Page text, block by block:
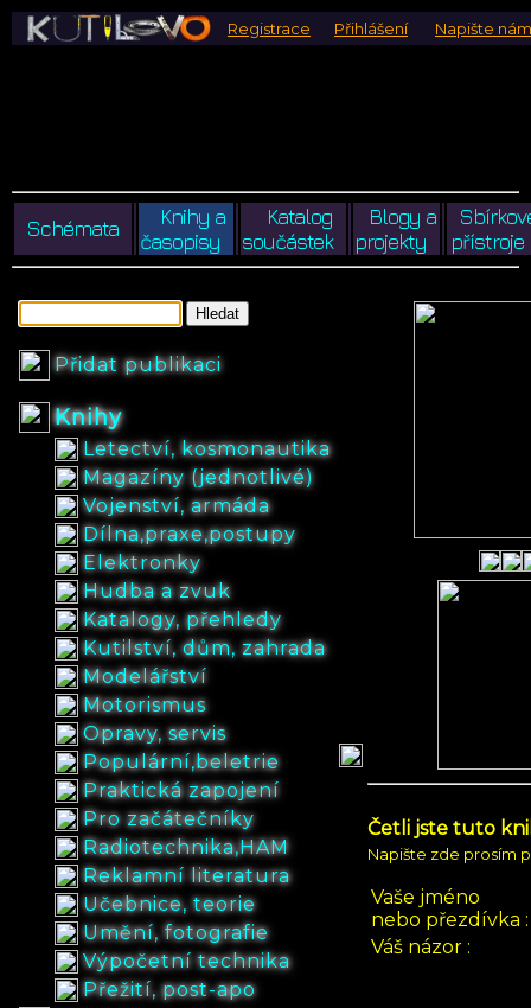
Registrace Přihlášení Napište nám
Schémata
Knihy a
časopisy
Katalog
součástek
Blogy a
projekty
přístroje
Přidat publikaci
Knihy
Letectví, kosmonautika
Magazíny (jednotlivé)
Vojenství, armáda
Dílna,praxe,postupy
Elektronky
Hudba a zvuk
Katalogy, přehledy
Kutilství, dům, zahrada
Modelářství
Motorismus
Opravy, servis
Populární,beletrie
Praktická zapojení
Pro začátečníky
Radiotechnika,HAM
Reklamní literatura
Učebnice, teorie
Umění, fotografie
Výpočetní technika
Přežití, post-apo
Četli jste tuto
Napište zde prosím
Vaše jméno
nebo přezdívka :
Váš názor :